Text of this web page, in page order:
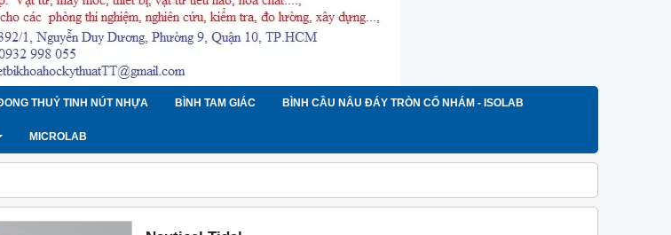
THUỶ TINH NÚT NHỰA BÌNH TAM GIÁC BÌNH CẦU NÂU ĐÁY TRÒN CỔ NHÁM - ISOLAB
MICROLAB